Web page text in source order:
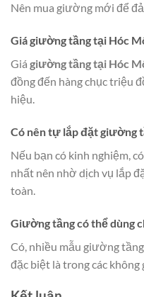
Nên mua giường mới để
Giá giường tầng tại Hóc
Giá giường tầng tại Hóc
đồng đến hàng chục triệu
hiệu.
Có nên tự lắp đặt giường
Nếu bạn có kinh nghiệm,
nhất nên nhờ dịch vụ lắp
toàn.
Giường tầng có thể dùng
Có, nhiều mẫu giường
đặc biệt là trong các không